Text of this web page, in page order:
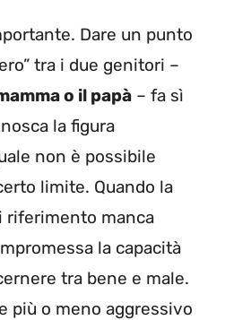
Dare un punto
tra i due genitori –
o il papà – fa sì
la figura
non è possibile
limite. Quando la
riferimento manca
la capacità
tra bene e male.
più o meno aggressivo